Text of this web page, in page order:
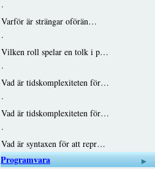
·
Varför är strängar oförän…
·
Vilken roll spelar en tolk i p…
·
Vad är tidskomplexiteten för…
·
Vad är tidskomplexiteten för…
·
Vad är syntaxen för att repr…
Programvara